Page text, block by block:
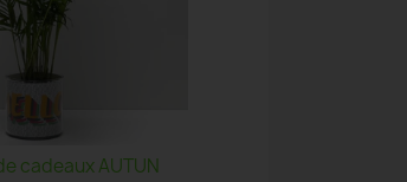
cadeaux AUTUN